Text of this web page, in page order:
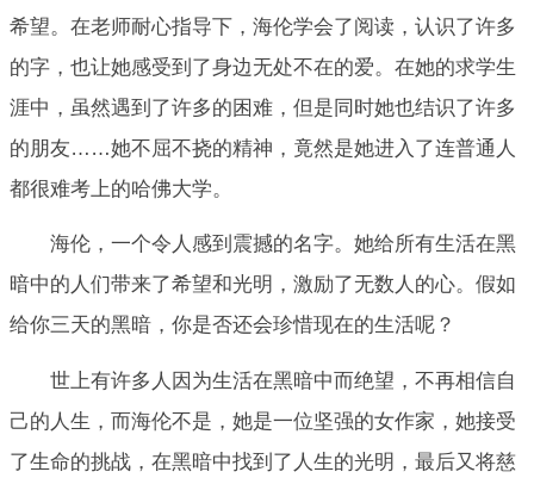
希望。在老师耐心指导下，海伦学会了阅读，认识了许多
的字，也让她感受到了身边无处不在的爱。在她的求学生
涯中，虽然遇到了许多的困难，但是同时她也结识了许多
的朋友……她不屈不挠的精神，竟然是她进入了连普通人
都很难考上的哈佛大学。
海伦，一个令人感到震撼的名字。她给所有生活在黑
暗中的人们带来了希望和光明，激励了无数人的心。假如
给你三天的黑暗，你是否还会珍惜现在的生活呢？
世上有许多人因为生活在黑暗中而绝望，不再相信自
己的人生，而海伦不是，她是一位坚强的女作家，她接受
了生命的挑战，在黑暗中找到了人生的光明，最后又将慈